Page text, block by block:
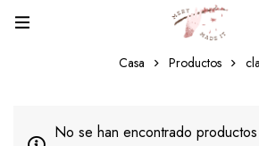
clasico
Casa Productos
No se han encontrado